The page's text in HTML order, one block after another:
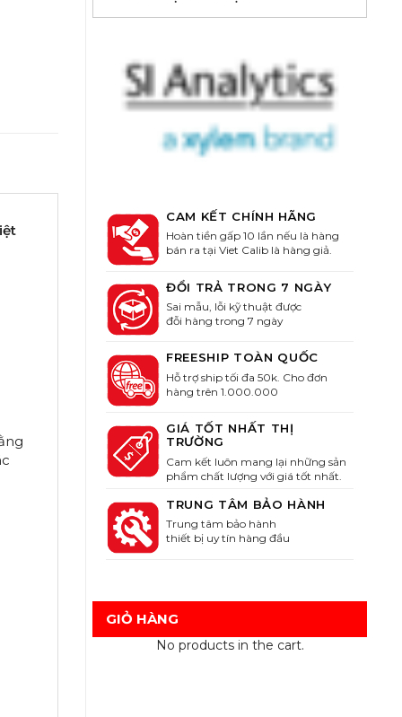
CAM KẾT CHÍNH HÃNG
Hoàn tiền gấp 10 lần nếu là hàng
bán ra tại Viet Calib là hàng giả.
ĐỔI TRẢ TRONG 7 NGÀY
Sai mẫu, lỗi kỹ thuật được
đỗi hàng trong 7 ngày
FREESHIP TOÀN QUỐC
Hỗ trợ ship tối đa 50k. Cho đơn
hàng trên 1.000.000
GIÁ TỐT NHẤT THỊ
TRƯỜNG
Cam kết luôn mang lại những sản
phẩm chất lượng với giá tốt nhất.
TRUNG TÂM BẢO HÀNH
Trung tâm bảo hành
thiết bị uy tín hàng đầu
GIỎ HÀNG
No products in the cart.